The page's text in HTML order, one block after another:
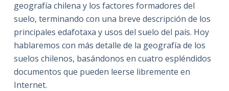
geografía chilena y los factores formadores del
suelo, terminando con una breve descripción de los
principales edafotaxa y usos del suelo del país. Hoy
hablaremos con más detalle de la geografía de los
suelos chilenos, basándonos en cuatro espléndidos
documentos que pueden leerse libremente en
Internet.